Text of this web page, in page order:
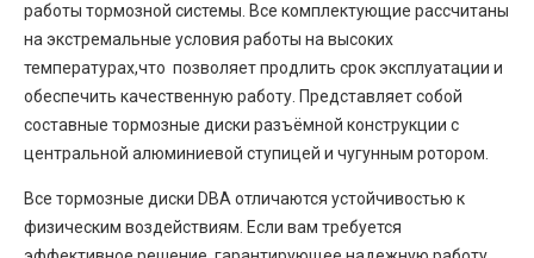
работы тормозной системы. Все комплектующие рассчитаны
на экстремальные условия работы на высоких
температурах,что позволяет продлить срок эксплуатации и
обеспечить качественную работу. Представляет собой
составные тормозные диски разъёмной конструкции с
центральной алюминиевой ступицей и чугунным ротором.
Все тормозные диски DBA отличаются устойчивостью к
физическим воздействиям. Если вам требуется